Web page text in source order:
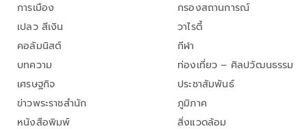
การเมือง
เปลว สีเงิน
คอลัมนิสต์
บทความ
เศรษฐกิจ
ข่าวพระราชสำนัก
หนังสือพิมพ์
กรองสถานการณ์
วาไรตี้
กีฬา
ท่องเที่ยว – ศิลปวัฒนธรรม
ประชาสัมพันธ์
ภูมิภาค
สิ่งแวดล้อม